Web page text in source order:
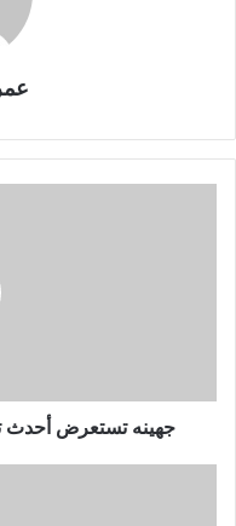
جهينه تستعرض أحدث